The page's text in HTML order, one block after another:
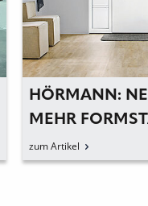
HÖRMANN:
MEHR
SICHERHEIT
zum Artikel